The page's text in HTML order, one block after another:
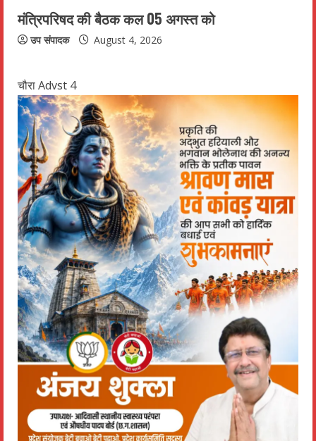
मंत्रिपरिषद की बैठक कल 05 अगस्त को
उप संपादक August 4, 2026
चौरा Advst 4